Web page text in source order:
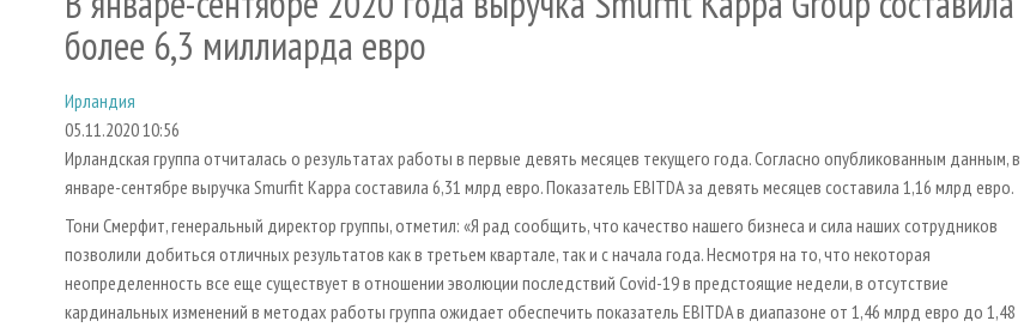
более 6,3 миллиарда евро
Ирландия
05.11.2020 10:56
Ирландская группа отчиталась о результатах работы в первые девять месяцев текущего года. Согласно опубликованным данным, в
январе-сентябре выручка Smurfit Kappa составила 6,31 млрд евро. Показатель EBITDA за девять месяцев составила 1,16 млрд евро.
Тони Смерфит, генеральный директор группы, отметил: «Я рад сообщить, что качество нашего бизнеса и сила наших сотрудников
позволили добиться отличных результатов как в третьем квартале, так и с начала года. Несмотря на то, что некоторая
неопределенность все еще существует в отношении эволюции последствий Covid-19 в предстоящие недели, в отсутствие
кардинальных изменений в методах работы группа ожидает обеспечить показатель EBITDA в диапазоне от 1,46 млрд евро до 1,48